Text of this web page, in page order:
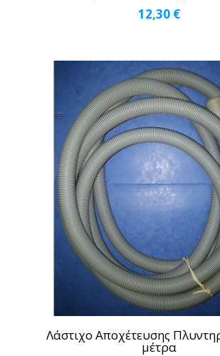
12,30 €
Λάστιχο Αποχέτευσης
μέτρα